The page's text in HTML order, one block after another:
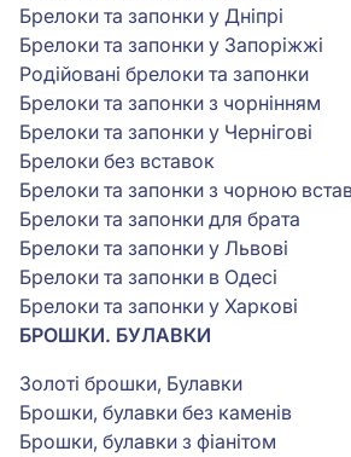
Брелоки та запонки у Дніпрі
Брелоки та запонки у Запоріжжі
Родійовані брелоки та запонки
Брелоки та запонки з чорнінням
Брелоки та запонки у Чернігові
Брелоки без вставок
Брелоки та запонки з чорною
Брелоки та запонки для брата
Брелоки та запонки у Львові
Брелоки та запонки в Одесі
Брелоки та запонки у Харкові
БРОШКИ. БУЛАВКИ
Золоті брошки, Булавки
Брошки, булавки без каменів
Брошки, булавки з фіанітом